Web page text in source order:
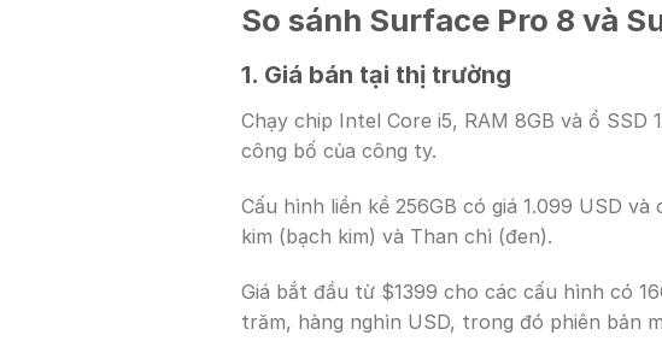
So sánh Surface Pro 8 và
1. Giá bán tại thị trường
Chạy chip Intel Core i5, RAM 8GB và ổ SSD
công bố của công ty.
Cấu hình liền kề 256GB có giá 1.099 USD
kim (bạch kim) và Than chì (đen).
Giá bắt đầu từ $1399 cho các cấu hình có
trăm, hàng nghìn USD, trong đó phiên bản